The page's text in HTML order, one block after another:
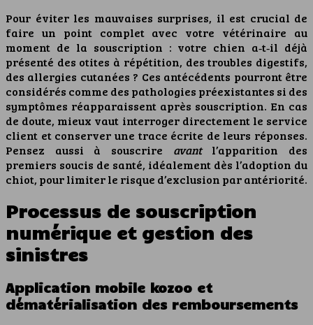
Pour éviter les mauvaises surprises, il est crucial de
faire un point complet avec votre vétérinaire au
moment de la souscription : votre chien a‑t‑il déjà
présenté des otites à répétition, des troubles digestifs,
des allergies cutanées ? Ces antécédents pourront être
considérés comme des pathologies préexistantes si des
symptômes réapparaissent après souscription. En cas
de doute, mieux vaut interroger directement le service
client et conserver une trace écrite de leurs réponses.
Pensez aussi à souscrire avantl’apparition des
premiers soucis de santé, idéalement dès l’adoption du
chiot, pour limiter le risque d’exclusion par antériorité.
Processus de souscription
numérique et gestion des
sinistres
Application mobile kozoo et
dématérialisation des remboursements